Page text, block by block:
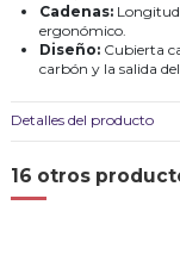
Cadenas: Longitud
ergonómico.
Diseño: Cubierta
carbón y la salida
Detalles del producto
16 otros